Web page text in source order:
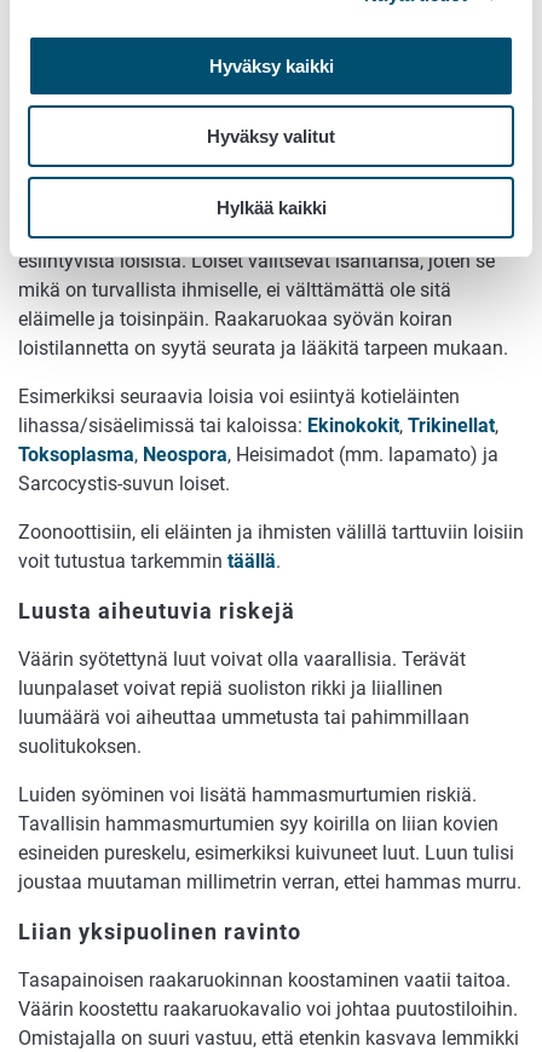
Hyväksy kaikki
Hyväksy valitut
Hylkää kaikki
raakaruokien mikrobeista ja kyseisen tutkimuksen raportin
voit lukeatäältä.
Jotkut loiset elävät lihassa tai sisäelimissä. Pakastaminen
ei tapa suurinta osaa liha- ja eläinperäisissä tuotteissa
esiintyvistä loisista. Loiset valitsevat isäntänsä, joten se
mikä on turvallista ihmiselle, ei välttämättä ole sitä
eläimelle ja toisinpäin. Raakaruokaa syövän koiran
loistilannetta on syytä seurata ja lääkitä tarpeen mukaan.
Esimerkiksi seuraavia loisia voi esiintyä kotieläinten
lihassa/sisäelimissä tai kaloissa: Ekinokokit, Trikinellat,
Toksoplasma, Neospora, Heisimadot (mm. lapamato) ja
Sarcocystis-suvun loiset.
Zoonoottisiin, eli eläinten ja ihmisten välillä tarttuviin loisiin
voit tutustua tarkemmin täällä.
Luusta aiheutuvia riskejä
Väärin syötettynä luut voivat olla vaarallisia. Terävät
luunpalaset voivat repiä suoliston rikki ja liiallinen
luumäärä voi aiheuttaa ummetusta tai pahimmillaan
suolitukoksen.
Luiden syöminen voi lisätä hammasmurtumien riskiä.
Tavallisin hammasmurtumien syy koirilla on liian kovien
esineiden pureskelu, esimerkiksi kuivuneet luut. Luun tulisi
joustaa muutaman millimetrin verran, ettei hammas murru.
Liian yksipuolinen ravinto
Tasapainoisen raakaruokinnan koostaminen vaatii taitoa.
Väärin koostettu raakaruokavalio voi johtaa puutostiloihin.
Omistajalla on suuri vastuu, että etenkin kasvava lemmikki